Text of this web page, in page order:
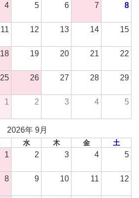
4 5 6 7 8
11 12 13 14 15
18 19 20 21 22
25 26 27 28 29
1 2 3 4 5
2026年 9月
水 木 金 土
1 2 3 4 5
8 9 10 11 12